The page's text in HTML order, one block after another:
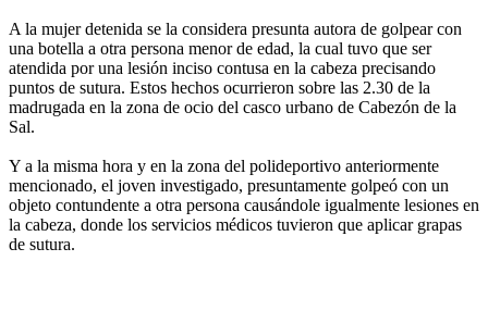
A la mujer detenida se la considera presunta autora de golpear con
una botella a otra persona menor de edad, la cual tuvo que ser
atendida por una lesión inciso contusa en la cabeza precisando
puntos de sutura. Estos hechos ocurrieron sobre las 2.30 de la
madrugada en la zona de ocio del casco urbano de Cabezón de la
Sal.
Y a la misma hora y en la zona del polideportivo anteriormente
mencionado, el joven investigado, presuntamente golpeó con un
objeto contundente a otra persona causándole igualmente lesiones en
la cabeza, donde los servicios médicos tuvieron que aplicar grapas
de sutura.